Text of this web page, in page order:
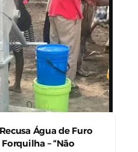
Água de Furo
– “Não